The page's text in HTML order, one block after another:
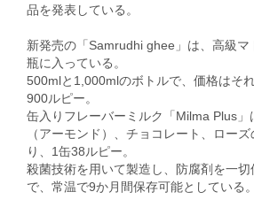
品を発表している。
新発売の「Samrudhi ghee」は、高級マ
瓶に入っている。
500mlと1,000mlのボトルで、価格はそ
900ルピー。
缶入りフレーバーミルク「Milma Plus」
（アーモンド）、チョコレート、ロー
り、1缶38ルピー。
殺菌技術を用いて製造し、防腐剤を一
で、常温で9か月間保存可能としている。